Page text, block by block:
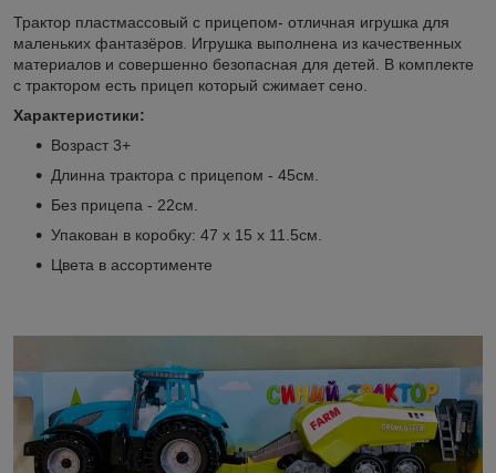
Трактор пластмассовый с прицепом- отличная игрушка для
маленьких фантазёров. Игрушка выполнена из качественных
материалов и совершенно безопасная для детей. В комплекте
с трактором есть прицеп который сжимает сено.
Характеристики:
Возраст 3+
Длинна трактора с прицепом - 45см.
Без прицепа - 22см.
Упакован в коробку: 47 х 15 х 11.5см.
Цвета в ассортименте